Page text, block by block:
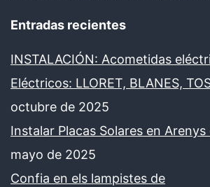
Entradas recientes
INSTALACIÓN: Acometidas
Eléctricos: LLORET, BLANES,
octubre de 2025
Instalar Placas Solares en Arenys
mayo de 2025
Confia en els lampistes de